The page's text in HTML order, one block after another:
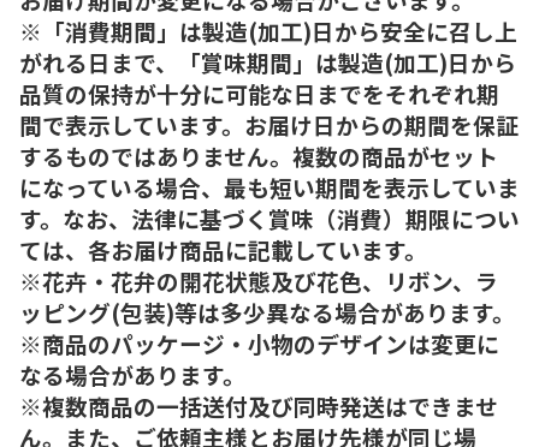
※「消費期間」は製造(加工)日から安全に召し上
がれる日まで、「賞味期間」は製造(加工)日から
品質の保持が十分に可能な日までをそれぞれ期
間で表示しています。お届け日からの期間を保証
するものではありません。複数の商品がセット
になっている場合、最も短い期間を表示していま
す。なお、法律に基づく賞味（消費）期限につい
ては、各お届け商品に記載しています。
※花卉・花弁の開花状態及び花色、リボン、ラ
ッピング(包装)等は多少異なる場合があります。
※商品のパッケージ・小物のデザインは変更に
なる場合があります。
※複数商品の一括送付及び同時発送はできませ
ん。また、ご依頼主様とお届け先様が同じ場